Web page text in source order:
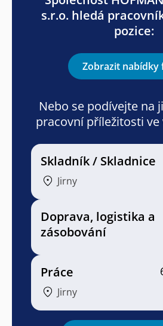
s.r.o. hledá
pozice:
Zobrazit nabídky
Nebo se podívejte na
pracovní příležitosti
Skladník / Skladnice
Jirny
Doprava, logistika a
zásobování
Práce
Jirny